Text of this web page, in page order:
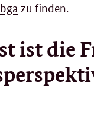
zu finden.
ist die